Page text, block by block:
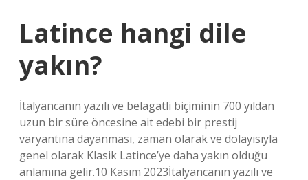
Latince hangi dile
yakın?
İtalyancanın yazılı ve belagatli biçiminin 700 yıldan
uzun bir süre öncesine ait edebi bir prestij
varyantına dayanması, zaman olarak ve dolayısıyla
genel olarak Klasik Latince’ye daha yakın olduğu
anlamına gelir.10 Kasım 2023İtalyancanın yazılı ve